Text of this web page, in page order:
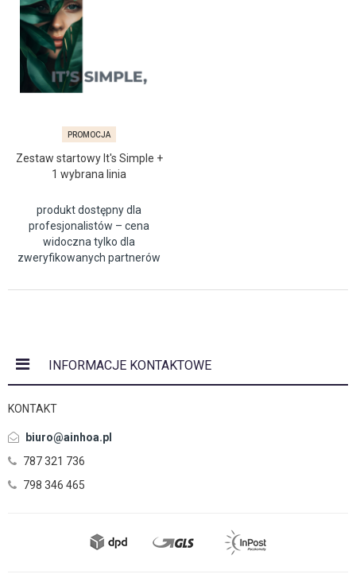
PROMOCJA
Zestaw startowy It's Simple +
1 wybrana linia
produkt dostępny dla
profesjonalistów – cena
widoczna tylko dla
zweryfikowanych partnerów
INFORMACJE KONTAKTOWE
KONTAKT
biuro@ainhoa.pl
787 321 736
798 346 465